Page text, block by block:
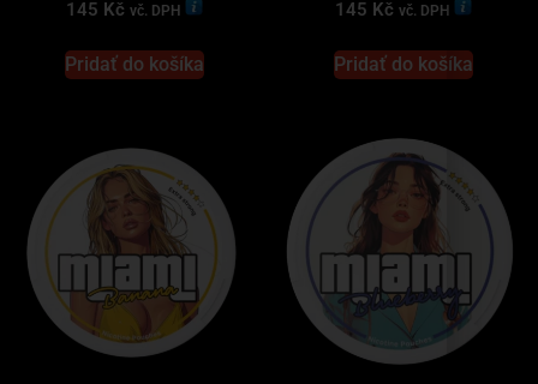
145 Kč vč. DPH
Pridať do košíka
145 Kč vč. DPH
Pridať do košíka